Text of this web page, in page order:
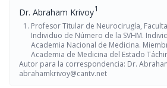
Dr. Abraham Krivoy1
Profesor Titular de Neurocirugía,
Individuo de Número de la SVHM.
Academia Nacional de Medicina.
Academia de Medicina del Estado
Autor para la correspondencia: Dr.
abrahamkrivoy@cantv.net